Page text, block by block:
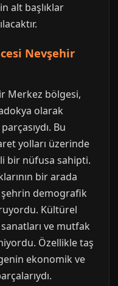
alt başlıklar
Nevşehir
Merkez bölgesi,
olarak
Bu
yolları üzerinde
bir nüfusa sahipti.
bir arada
şehrin demografik
Kültürel
ve mutfak
Özellikle taş
ekonomik ve